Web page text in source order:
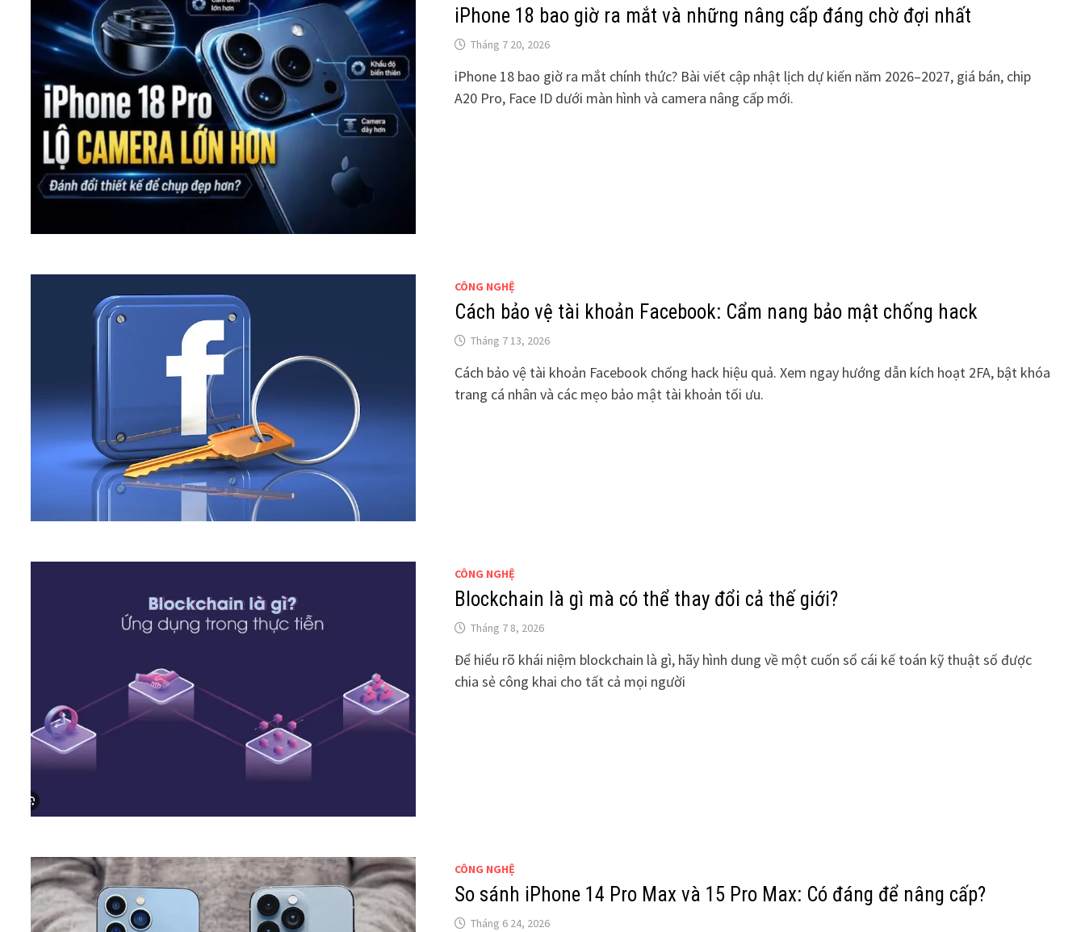
iPhone 18 bao giờ ra mắt và những nâng cấp đáng chờ đợi nhất
Tháng 7 20, 2026
iPhone 18 bao giờ ra mắt chính thức? Bài viết cập nhật lịch dự kiến năm 2026–2027, giá bán, chip
A20 Pro, Face ID dưới màn hình và camera nâng cấp mới.
CÔNG NGHỆ
Cách bảo vệ tài khoản Facebook: Cẩm nang bảo mật chống hack
Tháng 7 13, 2026
Cách bảo vệ tài khoản Facebook chống hack hiệu quả. Xem ngay hướng dẫn kích hoạt 2FA, bật khóa
trang cá nhân và các mẹo bảo mật tài khoản tối ưu.
CÔNG NGHỆ
Blockchain là gì mà có thể thay đổi cả thế giới?
Tháng 7 8, 2026
Để hiểu rõ khái niệm blockchain là gì, hãy hình dung về một cuốn sổ cái kế toán kỹ thuật số được
chia sẻ công khai cho tất cả mọi người
CÔNG NGHỆ
So sánh iPhone 14 Pro Max và 15 Pro Max: Có đáng để nâng cấp?
Tháng 6 24, 2026